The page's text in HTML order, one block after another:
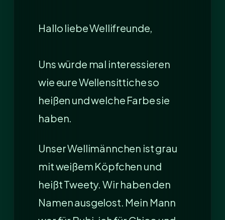
Hallo liebe Wellifreunde,
Uns würde mal interessieren
wie eure Wellensittiche so
heißen und welche Farbe sie
haben.
Unser Wellimännchen ist grau
mit weißem Köpfchen und
heißt Tweety. Wir haben den
Namen ausgelost. Mein Mann